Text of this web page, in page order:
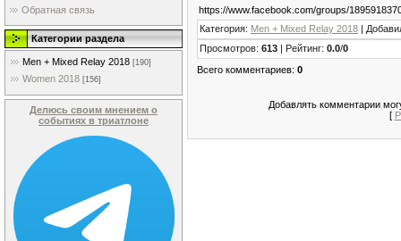
Обратная связь
Категории раздела
Men + Mixed Relay 2018 [190]
Women 2018 [156]
Делюсь своим мнением о
событиях в триатлоне
https://www.facebook.com/groups/
Категория: Men + Mixed Relay 2018 |
Просмотров: 613 | Рейтинг: 0.0/0
Всего комментариев: 0
Добавлять комментарии
[